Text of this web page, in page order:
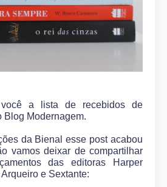
a lista de recebidos de
Blog Modernagem.
da Bienal esse post acabou
vamos deixar de compartilhar
das editoras Harper
e Sextante: